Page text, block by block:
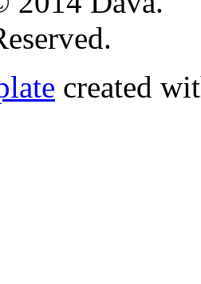
created